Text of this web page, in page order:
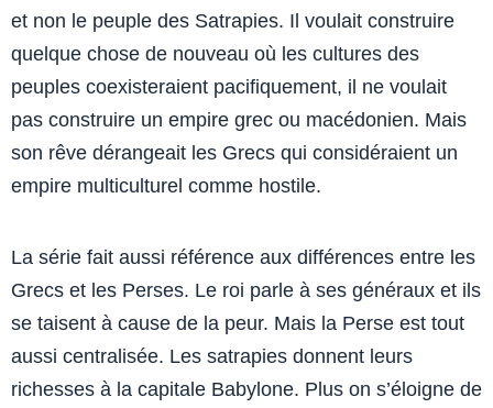
et non le peuple des Satrapies. Il voulait construire
quelque chose de nouveau où les cultures des
peuples coexisteraient pacifiquement, il ne voulait
pas construire un empire grec ou macédonien. Mais
son rêve dérangeait les Grecs qui considéraient un
empire multiculturel comme hostile.
La série fait aussi référence aux différences entre les
Grecs et les Perses. Le roi parle à ses généraux et ils
se taisent à cause de la peur. Mais la Perse est tout
aussi centralisée. Les satrapies donnent leurs
richesses à la capitale Babylone. Plus on s’éloigne de